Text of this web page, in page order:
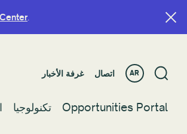
.
غرفة الأخبار اتصال AR
تكنولوجيا Opportunities Portal
.
غرفة الأخبار اتصال AR
تكنولوجيا Opportunities Portal